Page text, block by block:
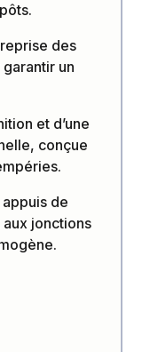
des
un
et d’une
conçue
de
jonctions